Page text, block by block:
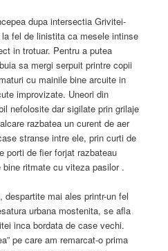
dupa intersectia Grivitei-
fel de linistita ca mesele intinse
in trotuar. Pentru a putea
sa mergi serpuit printre copii
cu mainile bine arcuite in
improvizate. Uneori din
nefolosite dar sigilate prin grilaje
razbatea un curent de aer
stranse intre ele, prin curti de
porti de fier forjat razbateau
ritmate cu viteza pasilor .
mai ales printr-un fel
urbana mostenita, se afla
inca bordata de case vechi.
pe care am remarcat-o prima